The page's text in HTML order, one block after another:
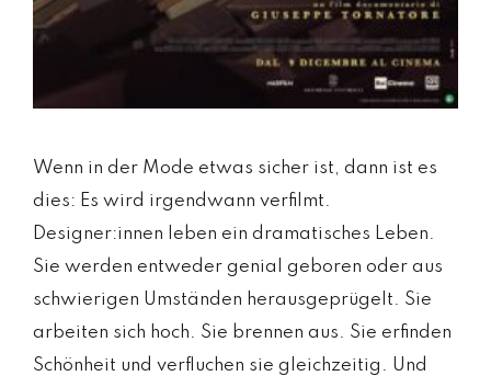
MODE, BEAUTY, TRAVEL, MENTAL HEALTH
Wenn in der Mode etwas sicher ist, dann ist es
dies: Es wird irgendwann verfilmt.
Designer:innen leben ein dramatisches Leben.
Sie werden entweder genial geboren oder aus
schwierigen Umständen herausgeprügelt. Sie
arbeiten sich hoch. Sie brennen aus. Sie erfinden
Schönheit und verfluchen sie gleichzeitig. Und